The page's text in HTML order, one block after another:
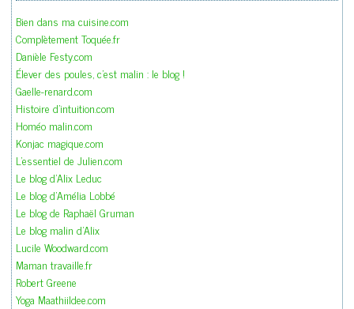
Bien dans ma cuisine.com
Complètement Toquée.fr
Danièle Festy.com
Élever des poules, c'est malin : le blog !
Gaelle-renard.com
Histoire d'intuition.com
Homéo malin.com
Konjac magique.com
L'essentiel de Julien.com
Le blog d'Alix Leduc
Le blog d'Amélia Lobbé
Le blog de Raphaël Gruman
Le blog malin d'Alix
Lucile Woodward.com
Maman travaille.fr
Robert Greene
Yoga Maathiildee.com